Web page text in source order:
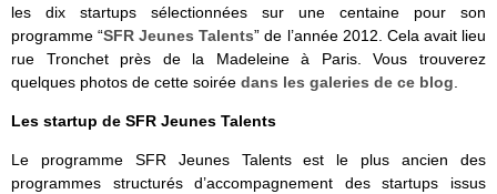
les dix startups sélectionnées sur une centaine pour son
programme “SFR Jeunes Talents” de l’année 2012. Cela avait lieu
rue Tronchet près de la Madeleine à Paris. Vous trouverez
quelques photos de cette soirée dans les galeries de ce blog
Les startup de SFR Jeunes Talents
Le programme SFR Jeunes Talents est le plus ancien des
programmes structurés d’accompagnement des startups issus